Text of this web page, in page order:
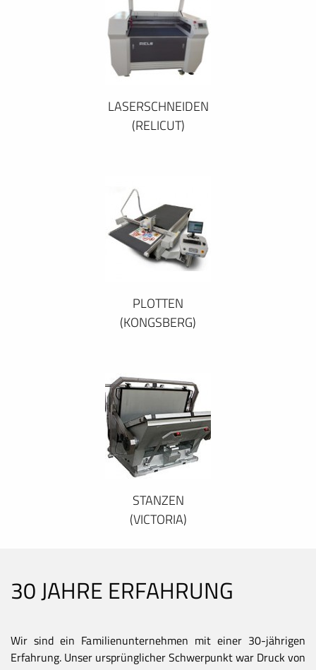
LASERSCHNEIDEN
(RELICUT)
PLOTTEN
(KONGSBERG)
STANZEN
(VICTORIA)
30 JAHRE ERFAHRUNG
Wir sind ein Familienunternehmen mit einer 30-jährigen
Erfahrung. Unser ursprünglicher Schwerpunkt war Druck von